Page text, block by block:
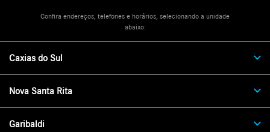
Confira endereços, telefones e horários, selecionando a unidade
abaixo:
Caxias do Sul
Nova Santa Rita
Garibaldi